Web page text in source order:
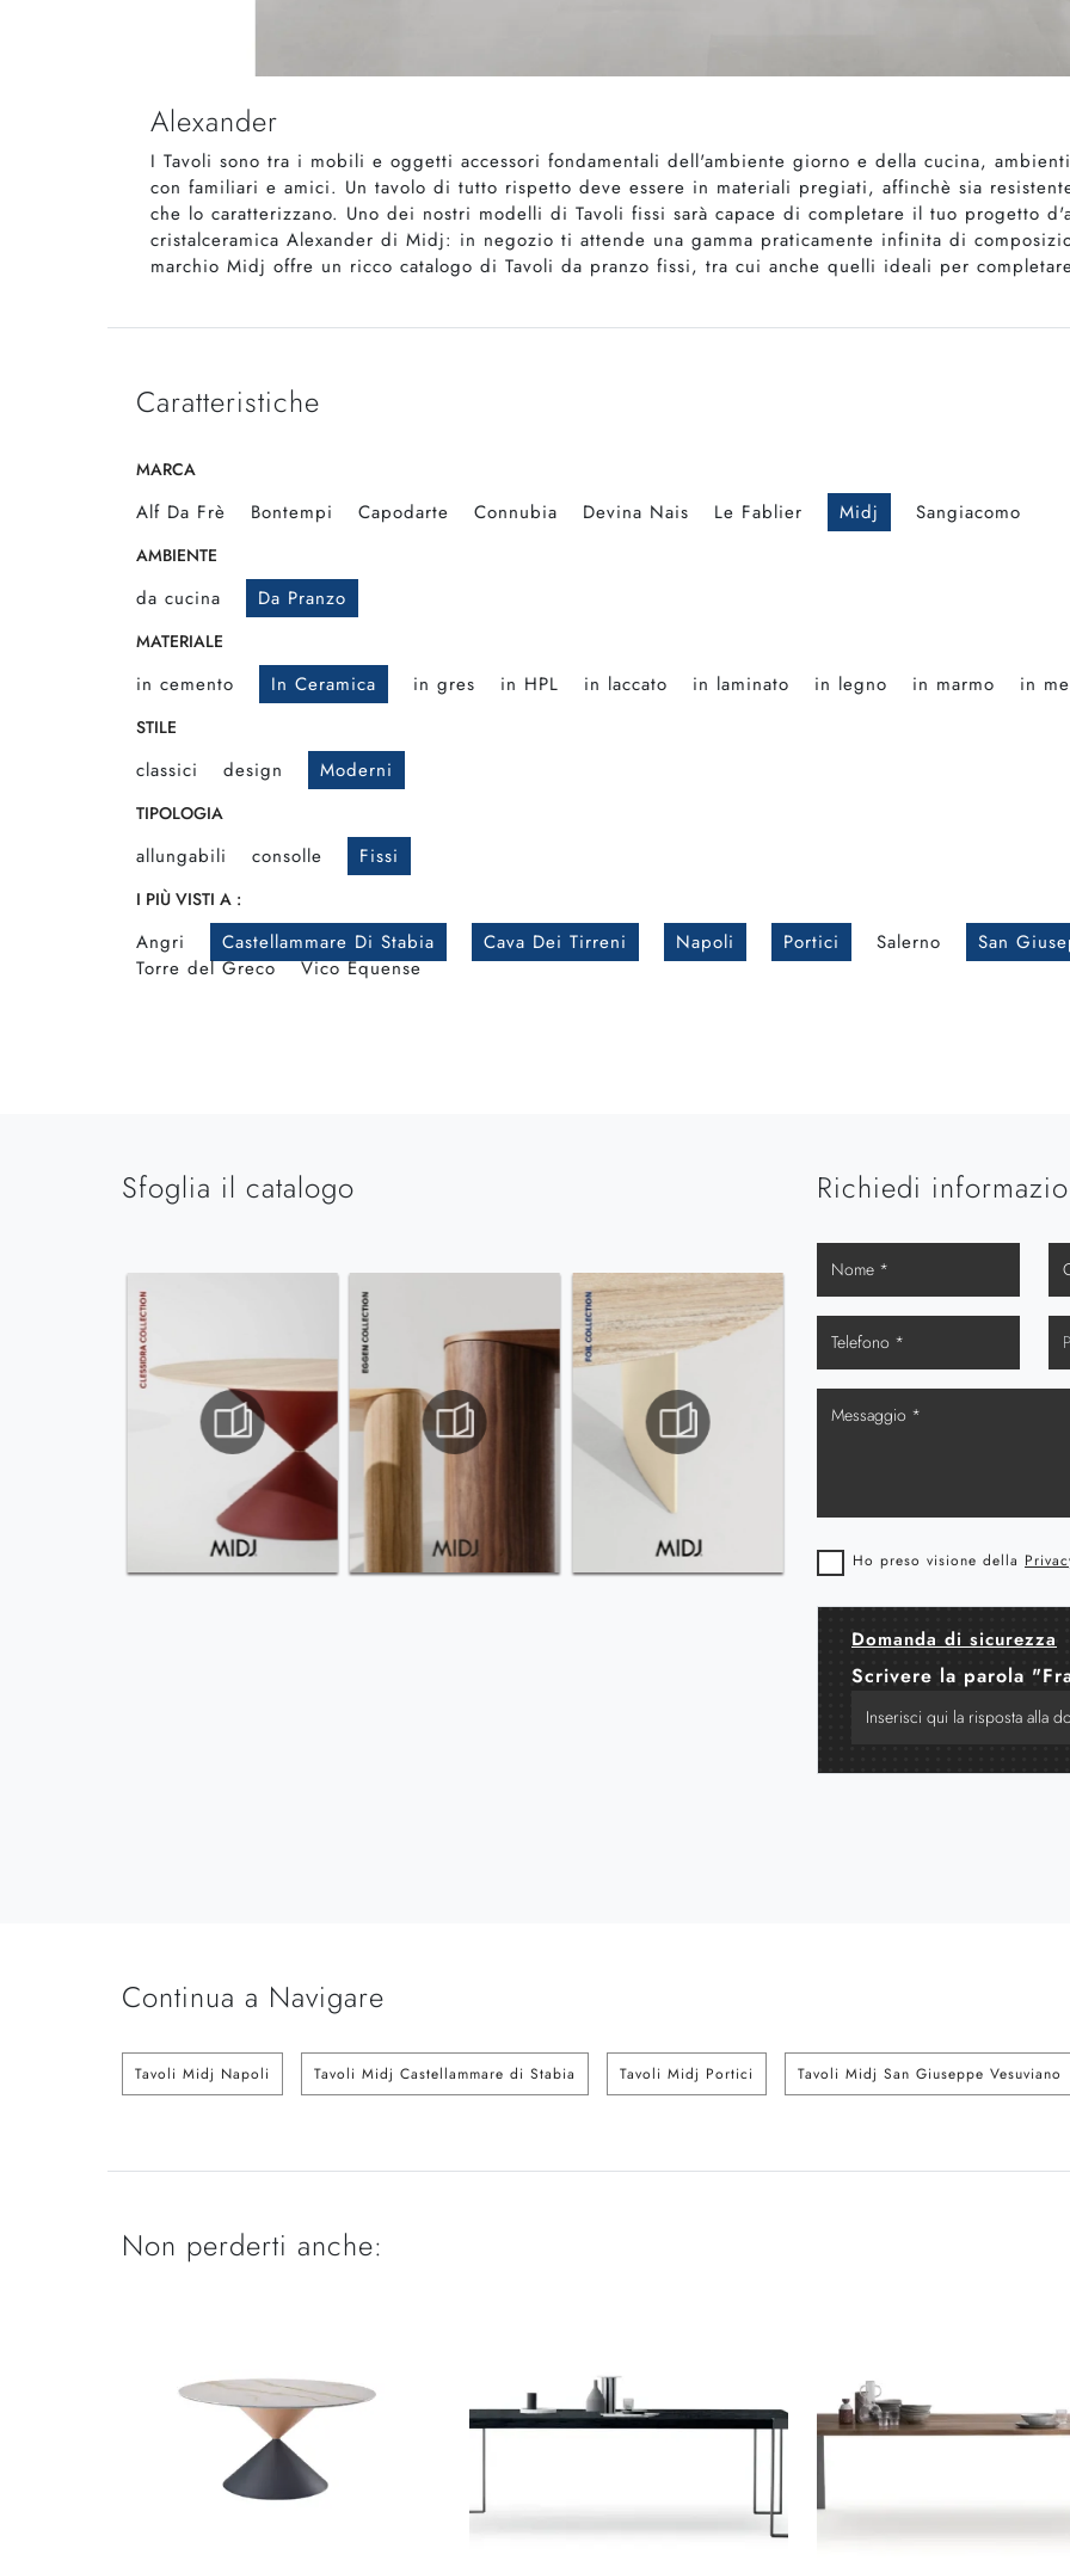
Alexander
I Tavoli sono tra i mobili e oggetti accessori fondamentali dell'ambiente giorno e della cucina,
con familiari e amici. Un tavolo di tutto rispetto deve essere in materiali pregiati, affinchè sia
che lo caratterizzano. Uno dei nostri modelli di Tavoli fissi sarà capace di completare il tuo progetto
cristalceramica Alexander di Midj: in negozio ti attende una gamma praticamente infinita di
marchio Midj offre un ricco catalogo di Tavoli da pranzo fissi, tra cui anche quelli ideali per
Caratteristiche
MARCA
Alf Da Frè Bontempi Capodarte Connubia Devina Nais Le Fablier Midj Sangiacomo
AMBIENTE
da cucina Da Pranzo
MATERIALE
in cemento In Ceramica in gres in HPL in laccato in laminato in legno in marmo in
STILE
classici design Moderni
TIPOLOGIA
allungabili consolle Fissi
I PIÙ VISTI A :
Angri Castellammare Di Stabia Cava Dei Tirreni Napoli Portici Salerno
San
Torre del Greco
Vico Equense
Sfoglia il catalogo Richiedi
Ho preso visione della
Domanda di sicurezza
Scrivere la parola
Continua a Navigare
Tavoli Midj Napoli Tavoli Midj Castellammare di Stabia Tavoli Midj Portici Tavoli Midj San Giuseppe Vesuviano
Non perderti anche: